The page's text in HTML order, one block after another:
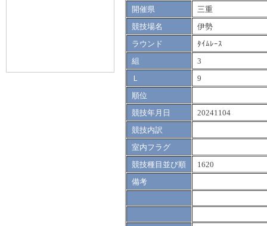
開催県
三重
競技場名
伊勢
ラウンド
ﾀｲﾑﾚｰｽ
組
3
Ｌ
9
順位
競技年月日
20241104
競技内訳
室内フラグ
競技種目並び順
1620
備考